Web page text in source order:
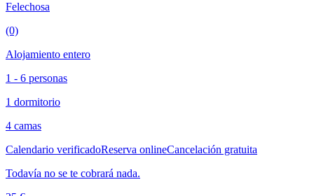
Felechosa
(0)
Alojamiento entero
1 - 6 personas
1 dormitorio
4 camas
Calendario verificadoReserva onlineCancelación gratuita
Todavía no se te cobrará nada.